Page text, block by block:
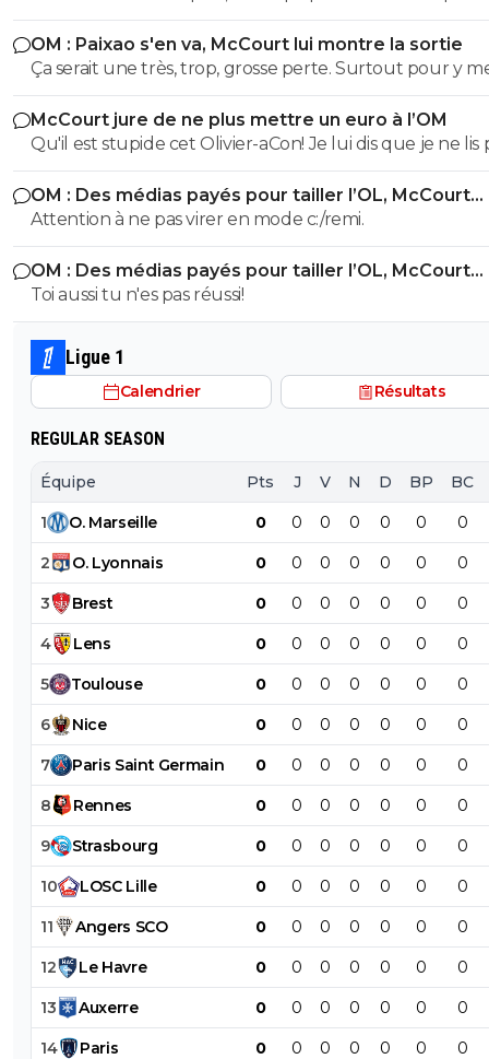
nécessairement ceux qu'on aimerait voir partir. Et pour
cause... Après chaque cas est particulier mais quitte à
autant brader des Kondogbia, Harit, Moumbagna et
Gomes, et dans une moindre mesure ceux qui
comme Hojbjerg.
OM : Paixao s'en va, McCourt lui montre la sortie
Ça serait une très, trop, grosse perte. Surtout pour y
Gouiri, que j'aime pourtant bien. Mais à choisir, aucune
hésitation, c'est Paixao tous les jours.
McCourt jure de ne plus mettre un euro à l’OM
Qu'il est stupide cet Olivier-aCon! Je lui dis que je ne lis
ses commentaires puérils avec des émojis et il
me répondre avec ses petites images de gogol. Ça
bien ce que je dis, on voit tout de suite qu'on a affaire à
teubé.^^
OM : Des médias payés pour tailler l’OL, McCourt
accusé
Attention à ne pas virer en mode c:/remi.
OM : Des médias payés pour tailler l’OL, McCourt
accusé
Toi aussi tu n'es pas réussi!
Ligue 1
Calendrier Résultats
REGULAR SEASON
Équipe Pts J V N D BP BC
1 O. Marseille 0 0 0 0 0 0 0
2 O. Lyonnais 0 0 0 0 0 0 0
3 Brest 0 0 0 0 0 0 0
4 Lens 0 0 0 0 0 0 0
5 Toulouse 0 0 0 0 0 0 0
6 Nice 0 0 0 0 0 0 0
7 Paris Saint Germain 0 0 0 0 0 0 0
8 Rennes 0 0 0 0 0 0 0
9 Strasbourg 0 0 0 0 0 0 0
10 LOSC Lille 0 0 0 0 0 0 0
11 Angers SCO 0 0 0 0 0 0 0
12 Le Havre 0 0 0 0 0 0 0
13 Auxerre 0 0 0 0 0 0 0
14 Paris 0 0 0 0 0 0 0